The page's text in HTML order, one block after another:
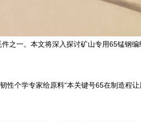
一。本文将深入探讨矿山专用65锰钢
个学专家给原料“本关键号65在制造程让